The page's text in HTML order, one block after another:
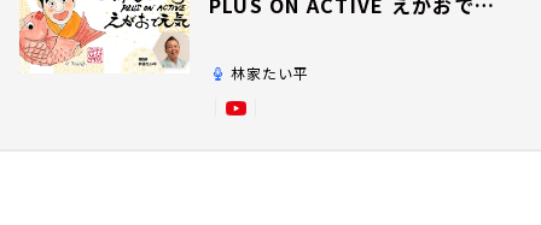
林家たい平